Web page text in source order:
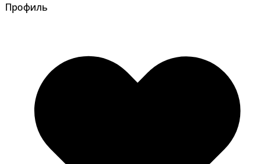
Профиль